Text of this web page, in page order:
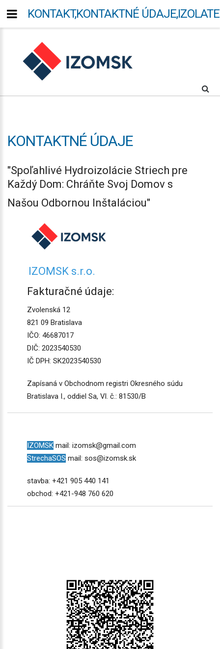
KONTAKTNÉ ÚDAJE
"Spoľahlivé Hydroizolácie Striech pre
Každý Dom: Chráňte Svoj Domov s
Našou Odbornou Inštaláciou"
IZOMSK s.r.o.
Fakturačné údaje:
Zvolenská 12
821 09 Bratislava
IČO: 46687017
DIČ: 2023540530
IČ DPH: SK2023540530
Zapísaná v Obchodnom registri Okresného súdu
Bratislava I., oddiel Sa, Vl. č.: 81530/B
IZOMSK mail: izomsk@gmail.com
StrechaSOS mail: sos@izomsk.sk
stavba: +421 905 440 141
obchod: +421-948 760 620
KONTAKT,KONTAKTNÉ